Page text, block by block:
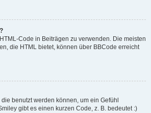
Code in Beiträgen zu verwenden. Die meisten
die HTML bietet, können über BBCode erreicht
benutzt werden können, um ein Gefühl
gibt es einen kurzen Code, z. B. bedeutet :)